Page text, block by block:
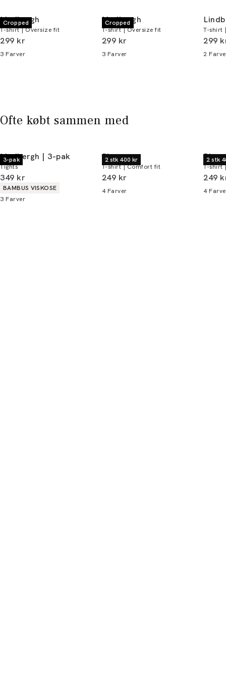
Du kan indløse din bonus 365 dage om året i
alle butikker og online.
Cropped
Lindbergh
T-shirt | Oversize fit
I alt (inkl. rabat)
299 kr
3 Farver
Cropped
Lindbergh
T-shirt | Oversize fit
I alt (inkl. rabat)
299 kr
3 Farver
T-shirt
I alt
299
2
Ofte købt sammen med
3-pak
Lindbergh | 3-pak
Tights
I alt (inkl. rabat)
349 kr
Produkt egenskaber
BAMBUS VISKOSE
3 Farver
2 stk 400 kr
Bison
T-shirt | Comfort fit
I alt (inkl. rabat)
249 kr
4 Farver
2 stk
Bison
T-shirt
I alt
249
4